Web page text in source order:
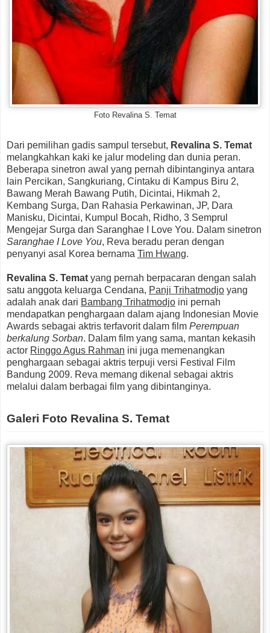
Foto Revalina S. Temat
Dari pemilihan gadis sampul tersebut, Revalina S. Temat
melangkahkan kaki ke jalur modeling dan dunia peran.
Beberapa sinetron awal yang pernah dibintanginya antara
lain Percikan, Sangkuriang, Cintaku di Kampus Biru 2,
Bawang Merah Bawang Putih, Dicintai, Hikmah 2,
Kembang Surga, Dan Rahasia Perkawinan, JP, Dara
Manisku, Dicintai, Kumpul Bocah, Ridho, 3 Semprul
Mengejar Surga dan Saranghae I Love You. Dalam sinetron
Saranghae I Love You, Reva beradu peran dengan
penyanyi asal Korea bernama Tim Hwang.
Revalina S. Temat yang pernah berpacaran dengan salah
satu anggota keluarga Cendana, Panji Trihatmodjo yang
adalah anak dari Bambang Trihatmodjo ini pernah
mendapatkan penghargaan dalam ajang Indonesian Movie
Awards sebagai aktris terfavorit dalam film Perempuan
berkalung Sorban. Dalam film yang sama, mantan kekasih
actor Ringgo Agus Rahman ini juga memenangkan
penghargaan sebagai aktris terpuji versi Festival Film
Bandung 2009. Reva memang dikenal sebagai aktris
melalui dalam berbagai film yang dibintanginya.
Galeri Foto Revalina S. Temat